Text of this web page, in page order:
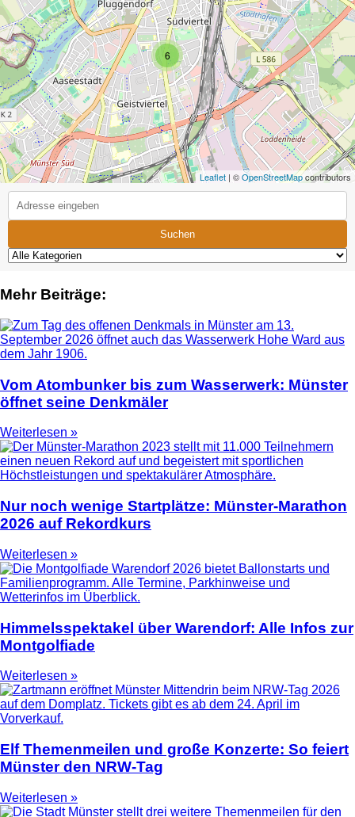
6
Leaflet | ©OpenStreetMapcontributors
Suchen
Mehr Beiträge:
Vom Atombunker bis zum Wasserwerk: Münster
öffnet seine Denkmäler
Weiterlesen »
Nur noch wenige Startplätze: Münster-Marathon
2026 auf Rekordkurs
Weiterlesen »
Himmelsspektakel über Warendorf: Alle Infos zur
Montgolfiade
Weiterlesen »
Elf Themenmeilen und große Konzerte: So feiert
Münster den NRW-Tag
Weiterlesen »